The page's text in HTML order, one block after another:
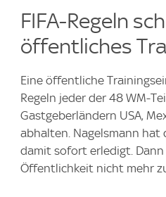
FIFA-Regeln
öffentliches
Eine öffentliche
Regeln jeder der 48 WM-
Gastgeberländern USA,
abhalten. Nagelsmann hat
damit sofort erledigt.
Öffentlichkeit nicht mehr